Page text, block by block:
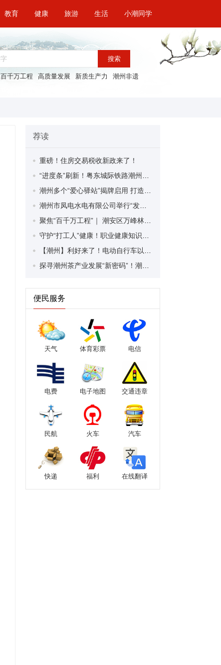
教育 健康 旅游 生活 小潮同学
搜索
百千万工程 高质量发展 新质生产力 潮州非遗
荐读
重磅！住房交易税收新政来了！
便民服务
天气 体育彩票 电信
电费 电子地图 交通违章
民航 火车 汽车
快递 福利 在线翻译